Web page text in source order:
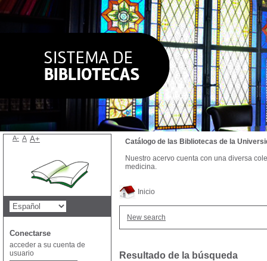
Inicio
New search
Resultado de la búsqueda
Catálogo de las Bibliotecas de la
Nuestro acervo cuenta con una diversa
medicina.
A- A A+
Conectarse
acceder a su cuenta de
usuario